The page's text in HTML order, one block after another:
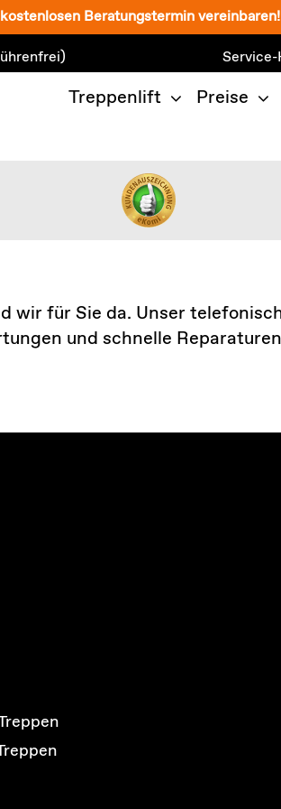
Beratungstermin vereinbaren!
Treppenlift Preise
wir für Sie da. Unser
und schnelle